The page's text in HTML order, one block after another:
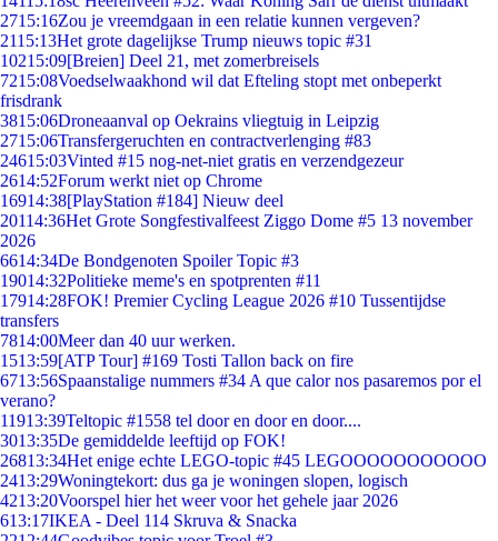
2715:16Zou je vreemdgaan in een relatie kunnen vergeven?
2115:13Het grote dagelijkse Trump nieuws topic #31
10215:09[Breien] Deel 21, met zomerbreisels
7215:08Voedselwaakhond wil dat Efteling stopt met onbeperkt
frisdrank
3815:06Droneaanval op Oekrains vliegtuig in Leipzig
2715:06Transfergeruchten en contractverlenging #83
24615:03Vinted #15 nog-net-niet gratis en verzendgezeur
2614:52Forum werkt niet op Chrome
16914:38[PlayStation #184] Nieuw deel
20114:36Het Grote Songfestivalfeest Ziggo Dome #5 13 november
2026
6614:34De Bondgenoten Spoiler Topic #3
19014:32Politieke meme's en spotprenten #11
17914:28FOK! Premier Cycling League 2026 #10 Tussentijdse
transfers
7814:00Meer dan 40 uur werken.
1513:59[ATP Tour] #169 Tosti Tallon back on fire
6713:56Spaanstalige nummers #34 A que calor nos pasaremos por el
verano?
11913:39Teltopic #1558 tel door en door en door....
3013:35De gemiddelde leeftijd op FOK!
26813:34Het enige echte LEGO-topic #45 LEGOOOOOOOOOOO
2413:29Woningtekort: dus ga je woningen slopen, logisch
4213:20Voorspel hier het weer voor het gehele jaar 2026
613:17IKEA - Deel 114 Skruva & Snacka